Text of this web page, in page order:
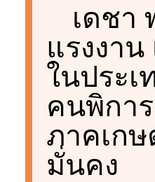
เดชา
แรงงา
ในประ
คนพิกา
ภาคเก
มั่นคง